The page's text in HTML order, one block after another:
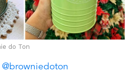
do Ton
@browniedoton